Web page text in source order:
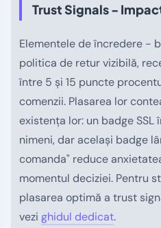
Trust Signals -
Elementele de încredere -
politica de retur vizibilă,
între 5 și 15 puncte
comenzii. Plasarea lor
existența lor: un badge SSL
nimeni, dar același badge
comanda" reduce
momentul deciziei. Pentru
plasarea optimă a trust
vezi ghidul dedicat.